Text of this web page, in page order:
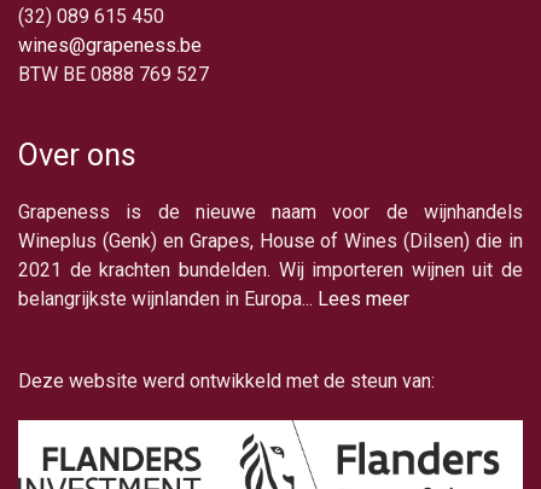
(32) 089 615 450
wines@grapeness.be
BTW BE 0888 769 527
Over ons
Grapeness is de nieuwe naam voor de wijnhandels
Wineplus (Genk) en Grapes, House of Wines (Dilsen) die in
2021 de krachten bundelden. Wij importeren wijnen uit de
belangrijkste wijnlanden in Europa... Lees meer
Deze website werd ontwikkeld met de steun van: